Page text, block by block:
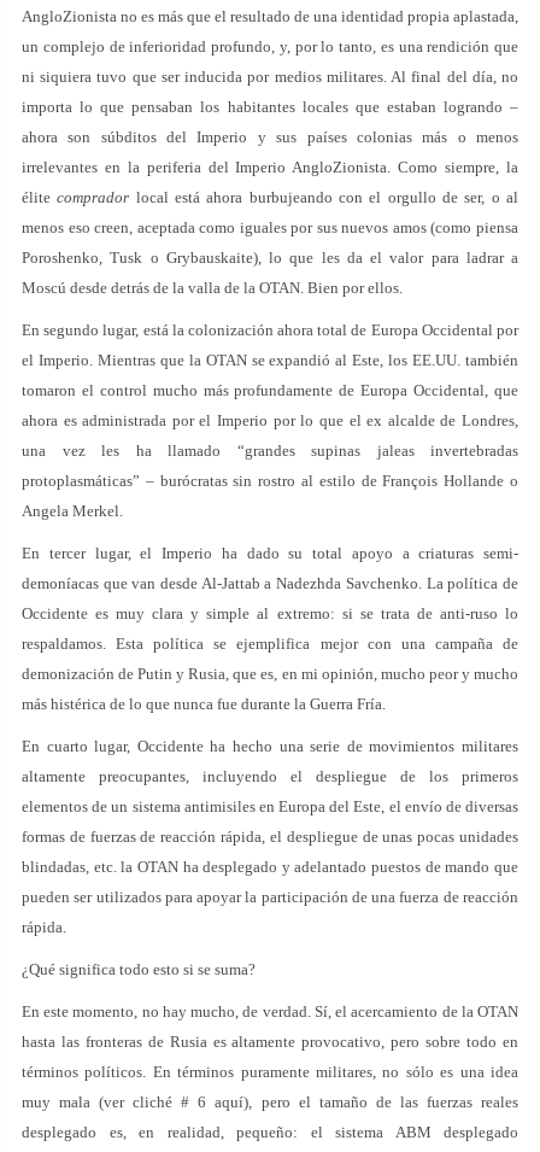
AngloZionista no es más que el resultado de una identidad propia aplastada,
un complejo de inferioridad profundo, y, por lo tanto, es una rendición que
ni siquiera tuvo que ser inducida por medios militares. Al final del día, no
importa lo que pensaban los habitantes locales que estaban logrando –
ahora son súbditos del Imperio y sus países colonias más o menos
irrelevantes en la periferia del Imperio AngloZionista. Como siempre, la
élitecomprador local está ahora burbujeando con el orgullo de ser, o al
menos eso creen, aceptada como iguales por sus nuevos amos (como piensa
Poroshenko, Tusk o Grybauskaite), lo que les da el valor para ladrar a
Moscú desde detrás de la valla de la OTAN. Bien por ellos.
En segundo lugar, está la colonización ahora total de Europa Occidental por
el Imperio. Mientras que la OTAN se expandió al Este, los EE.UU. también
tomaron el control mucho más profundamente de Europa Occidental, que
ahora es administrada por el Imperio por lo que el ex alcalde de Londres,
una vez les ha llamado “grandes supinas jaleas invertebradas
protoplasmáticas” – burócratas sin rostro al estilo de François Hollande o
Angela Merkel.
En tercer lugar, el Imperio ha dado su total apoyo a criaturas semi-
demoníacas que van desde Al-Jattab a Nadezhda Savchenko. La política de
Occidente es muy clara y simple al extremo: si se trata de anti-ruso lo
respaldamos. Esta política se ejemplifica mejor con una campaña de
demonización de Putin y Rusia, que es, en mi opinión, mucho peor y mucho
más histérica de lo que nunca fue durante la Guerra Fría.
En cuarto lugar, Occidente ha hecho una serie de movimientos militares
altamente preocupantes, incluyendo el despliegue de los primeros
elementos de un sistema antimisiles en Europa del Este, el envío de diversas
formas de fuerzas de reacción rápida, el despliegue de unas pocas unidades
blindadas, etc. la OTAN ha desplegado y adelantado puestos de mando que
pueden ser utilizados para apoyar la participación de una fuerza de reacción
rápida.
¿Qué significa todo esto si se suma?
En este momento, no hay mucho, de verdad. Sí, el acercamiento de la OTAN
hasta las fronteras de Rusia es altamente provocativo, pero sobre todo en
términos políticos. En términos puramente militares, no sólo es una idea
muy mala (ver cliché # 6 aquí), pero el tamaño de las fuerzas reales
desplegado es, en realidad, pequeño: el sistema ABM desplegado